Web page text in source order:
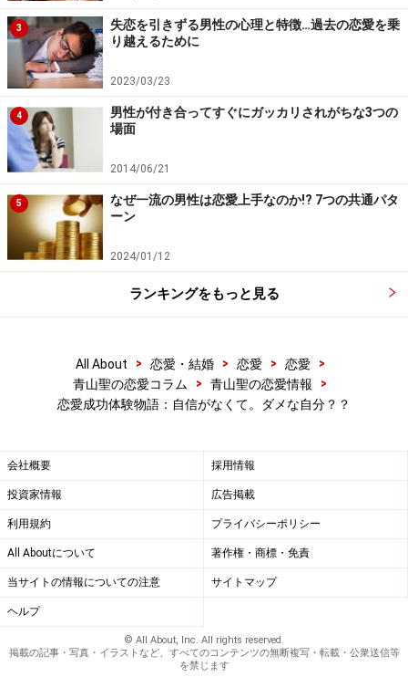
3
失恋を引きずる男性の心理と特徴…過去の恋愛を乗
り越えるために
2023/03/23
4
男性が付き合ってすぐにガッカリされがちな3つの
場面
2014/06/21
5
なぜ一流の男性は恋愛上手なのか!? 7つの共通パタ
ーン
2024/01/12
ランキングをもっと見る
All About > 恋愛・結婚 > 恋愛 > 恋愛
>
青山聖の恋愛コラム
> 青山聖の恋愛情報
>
恋愛成功体験物語：自信がなくて。ダメな自分？？
会社概要 採用情報
投資家情報 広告掲載
利用規約 プライバシーポリシー
All Aboutについて 著作権・商標・免責
当サイトの情報についての注意 サイトマップ
ヘルプ
© All About, Inc. All rights reserved.
掲載の記事・写真・イラストなど、すべてのコンテンツの無断複写・転載・公衆送信等
を禁じます